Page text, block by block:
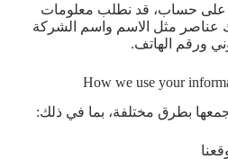
على حساب، قد نطلب معلومات
عناصر مثل الاسم واسم الشركة
ورقم الهاتف.
بطرق مختلفة، بما في ذلك: